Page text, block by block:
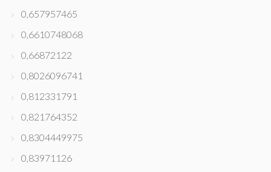
0,657957465
0,6610748068
0,66872122
0,8026096741
0,812331791
0,821764352
0,8304449975
0,83971126